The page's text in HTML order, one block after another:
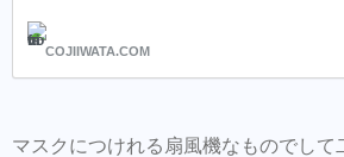
モーション特化型美容師オ
COJIIWATA.COM
マスクにつけれる扇風機なものでして